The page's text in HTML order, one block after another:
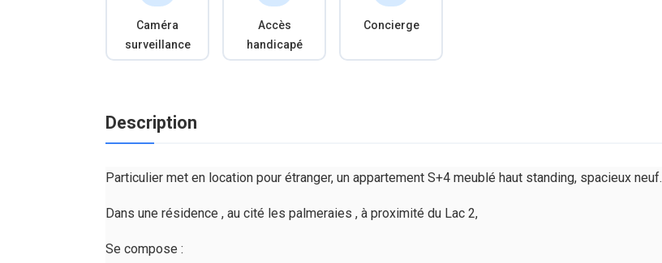
Caméra
surveillance
Accès
handicapé
Concierge
Description
Particulier met en location pour étranger, un appartement S+4 meublé haut standing, spacieux neuf.
Dans une résidence , au cité les palmeraies , à proximité du Lac 2,
Se compose :